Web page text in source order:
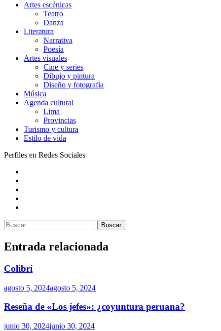
Artes escénicas
Teatro
Danza
Literatura
Narrativa
Poesía
Artes visuales
Cine y series
Dibujo y pintura
Diseño y fotografía
Música
Agenda cultural
Lima
Provincias
Turismo y cultura
Estilo de vida
Perfiles en Redes Sociales
exclusión
Buscar:
Entrada relacionada
Colibrí
agosto 5, 2024agosto 5, 2024
Reseña de «Los jefes»: ¿coyuntura peruana?
junio 30, 2024junio 30, 2024